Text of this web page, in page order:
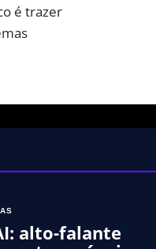
é trazer
alto-falante